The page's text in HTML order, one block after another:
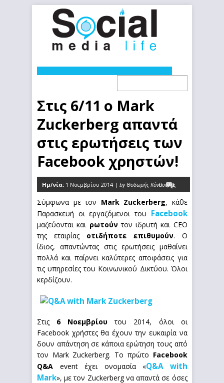
Στις 6/11 ο Mark
Zuckerberg απαντά
στις ερωτήσεις των
Facebook χρηστών!
Ημ/νία: 1 Νοεμβρίου 2014 | by Θοδωρής Κόνσουλας
0
Σύμφωνα με τον Mark Zuckerberg, κάθε
Παρασκευή οι εργαζόμενοι του Facebook
μαζεύονται και ρωτούντον ιδρυτή και CEO
της εταιρίας οτιδήποτε επιθυμούν. Ο
ίδιος, απαντώντας στις ερωτήσεις μαθαίνει
πολλά και παίρνει καλύτερες αποφάσεις για
τις υπηρεσίες του Κοινωνικού Δικτύου. Όλοι
κερδίζουν.
Στις 6 Νοεμβρίου του 2014, όλοι οι
Facebook χρήστες θα έχουν την ευκαιρία να
δουν απάντηση σε κάποια ερώτηση τους από
τον Mark Zuckerberg. Το πρώτο Facebook
Q&A event έχει ονομασία «Q&A with
Mark», με τον Zuckerberg να απαντά σε όσες